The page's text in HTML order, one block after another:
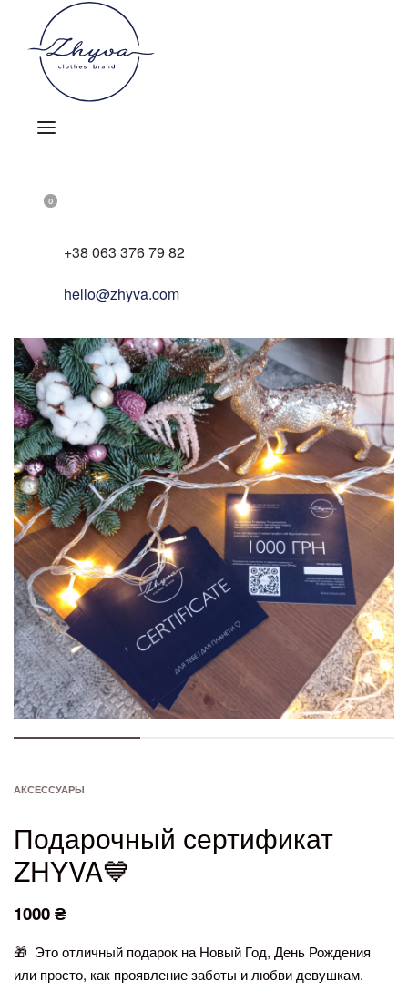
content
DETAILS
OPEN
0OPEN
+38 063 376 79 82
hello@zhyva.com
АКСЕССУАРЫ
Подарочный сертификат
ZHYVA💙
1000₴
🎁 Это отличный подарок на Новый Год, День Рождения
или просто, как проявление заботы и любви девушкам.